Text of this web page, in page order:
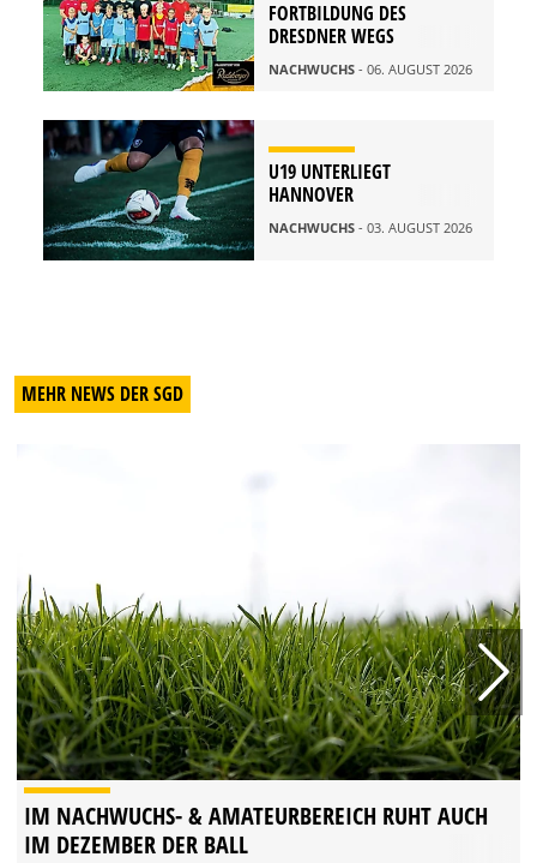
FORTBILDUNG DES
DRESDNER WEGS
NACHWUCHS - 06. AUGUST 2026
U19 UNTERLIEGT
HANNOVER
NACHWUCHS - 03. AUGUST 2026
MEHR NEWS DER SGD
IM NACHWUCHS- & AMATEURBEREICH RUHT AUCH
IM DEZEMBER DER BALL